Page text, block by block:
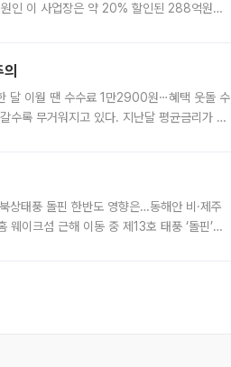
인 이 사업장은 약 20% 할인된 288억원에
달 이월 땐 수수료 1만2900원⋯혜택 웃돌 수
수록 무거워지고 있다. 지난달 평균금리가 연
상태풍 돌핀 한반도 영향은…동해안 비·제주
이크섬 근해 이동 중 제13호 태풍 ‘돌핀’이